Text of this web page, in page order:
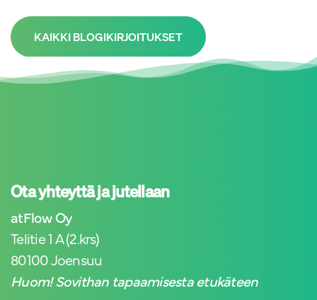
KAIKKI BLOGIKIRJOITUKSET
Ota yhteyttä ja jutellaan
atFlow Oy
Telitie 1 A (2.krs)
80100 Joensuu
Huom! Sovithan tapaamisesta etukäteen